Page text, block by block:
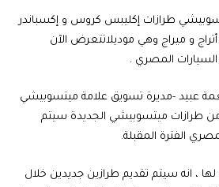
طرازات إكليبس كروس و إكسباندر
و ميراج وهي موديلاتتعرض الآن
عبيد -مديرة تسويق علامة ميتسوبيشي
طرازات ميتسوبيشي الجديدة سيتم
الفترة المقبلة.
، انه سيتم تقديم طرازين جديدين خلال